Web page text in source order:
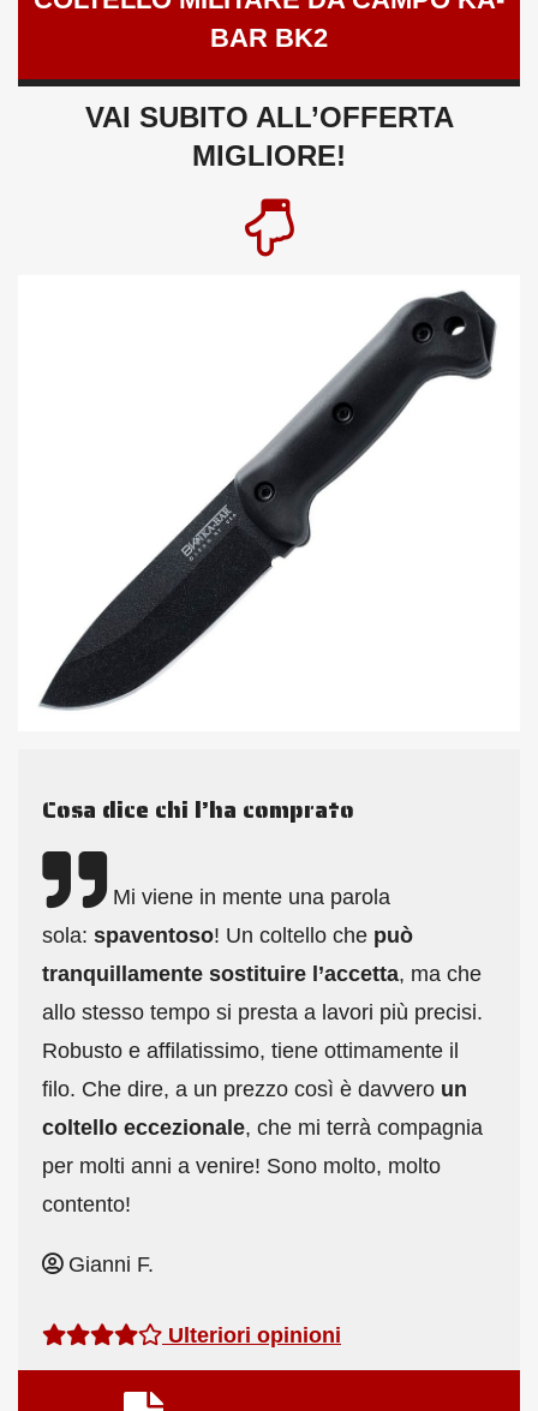
BAR BK2
VAI SUBITO ALL’OFFERTA
MIGLIORE!
Cosa dice chi l’ha comprato
Mi viene in mente una parola
sola: spaventoso! Un coltello che può
tranquillamente sostituire l’accetta, ma che
allo stesso tempo si presta a lavori più precisi.
Robusto e affilatissimo, tiene ottimamente il
filo. Che dire, a un prezzo così è davvero un
coltello eccezionale, che mi terrà compagnia
per molti anni a venire! Sono molto, molto
contento!
Gianni F.
Ulteriori opinioni